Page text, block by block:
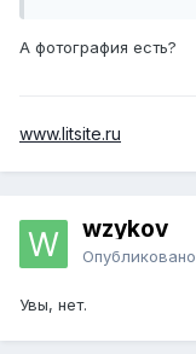
А фотография есть?
www.litsite.ru
wzykov
Опубликовано
Увы, нет.